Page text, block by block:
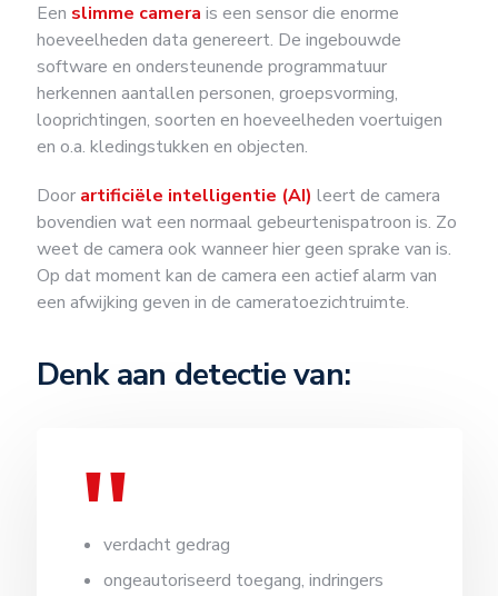
Een slimme camera is een sensor die enorme
hoeveelheden data genereert. De ingebouwde
software en ondersteunende programmatuur
herkennen aantallen personen, groepsvorming,
looprichtingen, soorten en hoeveelheden voertuigen
en o.a. kledingstukken en objecten.
Door artificiële intelligentie (AI) leert de camera
bovendien wat een normaal gebeurtenispatroon is. Zo
weet de camera ook wanneer hier geen sprake van is.
Op dat moment kan de camera een actief alarm van
een afwijking geven in de cameratoezichtruimte.
Denk aan detectie van:
verdacht gedrag
ongeautoriseerd toegang, indringers